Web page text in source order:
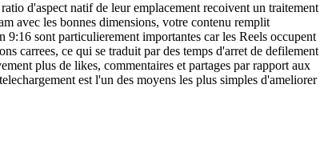
d'aspect natif de leur emplacement recoivent un traitement
avec les bonnes dimensions, votre contenu remplit
9:16 sont particulierement importantes car les Reels occupent
carrees, ce qui se traduit par des temps d'arret de defilement
plus de likes, commentaires et partages par rapport aux
est l'un des moyens les plus simples d'ameliorer